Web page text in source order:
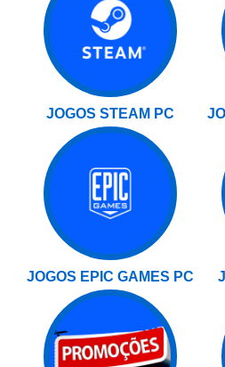
JOGOS STEAM PC
JOGOS EPIC GAMES PC